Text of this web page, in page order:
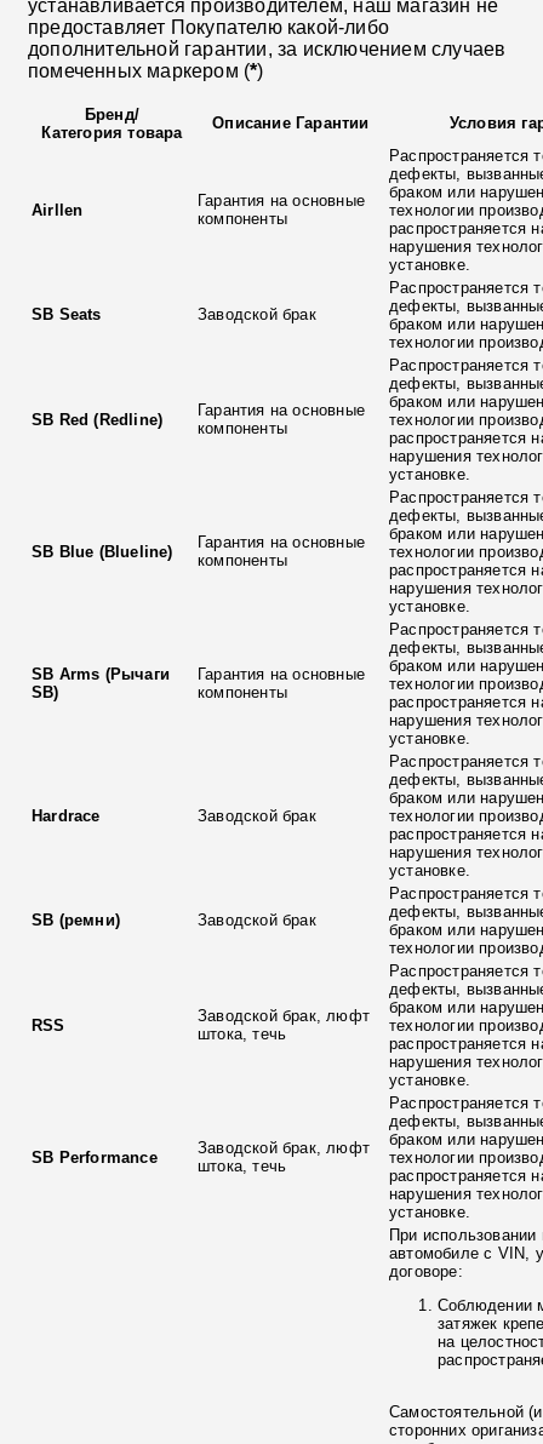
устанавливается производителем, наш магазин не
предоставляет Покупателю какой-либо
дополнительной гарантии, за исключением случаев
помеченных маркером (*)
Бренд/
Категория товара
Описание Гарантии Условия
Airllen
Гарантия на основные
компоненты
Распространяется
дефекты,
браком или
технологии
распространяется
нарушения
установке.
SB Seats Заводской брак
Распространяется
дефекты,
браком или
технологии
SB Red (Redline)
Гарантия на основные
компоненты
Распространяется
дефекты,
браком или
технологии
распространяется
нарушения
установке.
SB Blue (Blueline)
Гарантия на основные
компоненты
Распространяется
дефекты,
браком или
технологии
распространяется
нарушения
установке.
SB Arms (Рычаги
SB)
Гарантия на основные
компоненты
Распространяется
дефекты,
браком или
технологии
распространяется
нарушения
установке.
Hardrace Заводской брак
Распространяется
дефекты,
браком или
технологии
распространяется
нарушения
установке.
SB (ремни) Заводской брак
Распространяется
дефекты,
браком или
технологии
RSS
Заводской брак, люфт
штока, течь
Распространяется
дефекты,
браком или
технологии
распространяется
нарушения
установке.
SB Performance
Заводской брак, люфт
штока, течь
Распространяется
дефекты,
браком или
технологии
распространяется
нарушения
установке.
При использовании
автомобиле с VIN,
договоре:
Соблюдении
затяжек
на
Самостоятельной
сторонних